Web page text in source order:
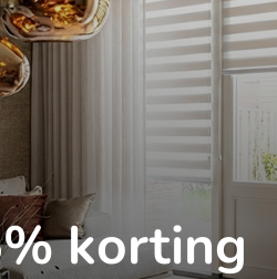
korting